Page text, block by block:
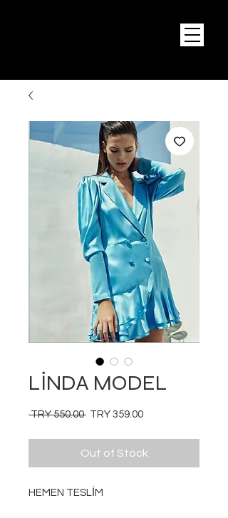
LİNDA MODEL
TRY 550.00 Regular
TRY 359.00Sale
Out of Stock
HEMEN TESLİM